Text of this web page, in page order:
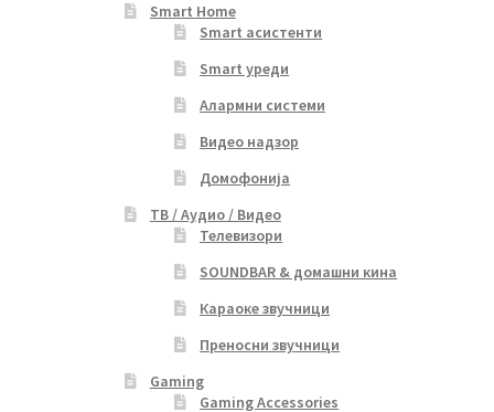
Smart Home
Smart асистенти
Smart уреди
Алармни системи
Видео надзор
Домофонија
ТВ / Аудио / Видео
Телевизори
SOUNDBAR & домашни кина
Караоке звучници
Преносни звучници
Gaming
Gaming Accessories